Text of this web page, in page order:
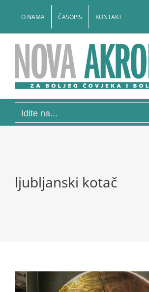
O NAMA ČASOPIS KONTAKT
Idite na...
ljubljanski kotač